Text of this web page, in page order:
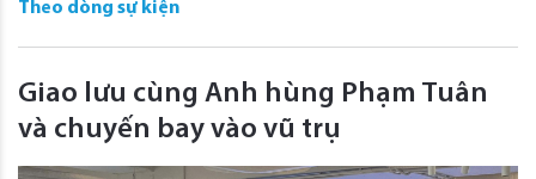
Theo dòng sự kiện
Giao lưu cùng Anh hùng Phạm Tuân
và chuyến bay vào vũ trụ